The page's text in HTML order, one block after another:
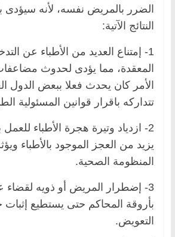
الضرر بالمريض نفسه، لأنه سيؤدى
النتائج الآتية:
1- إمتناع العديد من الأطباء عن
المعقدة، مما يؤدى لحدوث
الأمر كان يحدث فعلا ببعض الدول
تتداركه باقرار قوانين المسئولية
2- ازدياد وتيرة هجرة الأطباء للعمل
يزيد من العجز الموجود بالأطباء
المنظومة الصحية.
3- إضطرار المريض أو ذويه
بأروقة المحاكم حتى يستطيع
التعويض.